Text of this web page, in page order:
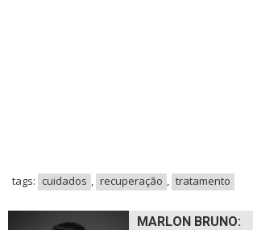
tags: cuidados , recuperação , tratamento
MARLON BRUNO: